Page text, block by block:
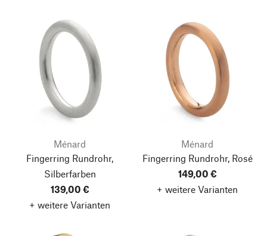
Ménard
Fingerring Rundrohr,
Silberfarben
139,00 €
+ weitere Varianten
Ménard
Fingerring Rundrohr, Rosé
149,00 €
+ weitere Varianten